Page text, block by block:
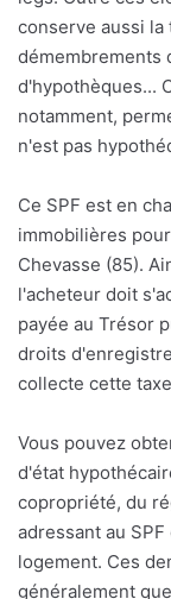
conserve aussi la
démembrements
d'hypothèques...
notamment,
n'est pas
Ce SPF est en
immobilières
Chevasse (85).
l'acheteur doit
payée au Trésor
droits
collecte cette
Vous pouvez
d'état
copropriété, du
adressant au
logement. Ces
généralement